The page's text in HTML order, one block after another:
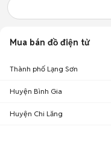
Mua bán đồ điện tử
Thành phố Lạng Sơn
Huyện Bình Gia
Huyện Chi Lăng